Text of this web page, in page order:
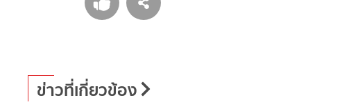
ข่าวที่เกี่ยวข้อง